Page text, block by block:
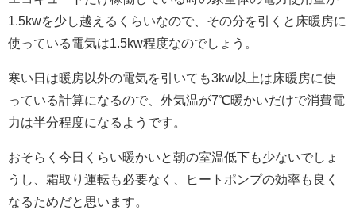
1.5kwを少し越えるくらいなので、その分を引くと床暖房に
使っている電気は1.5kw程度なのでしょう。
寒い日は暖房以外の電気を引いても3kw以上は床暖房に使
っている計算になるので、外気温が7℃暖かいだけで消費電
力は半分程度になるようです。
おそらく今日くらい暖かいと朝の室温低下も少ないでしょ
うし、霜取り運転も必要なく、ヒートポンプの効率も良く
なるためだと思います。